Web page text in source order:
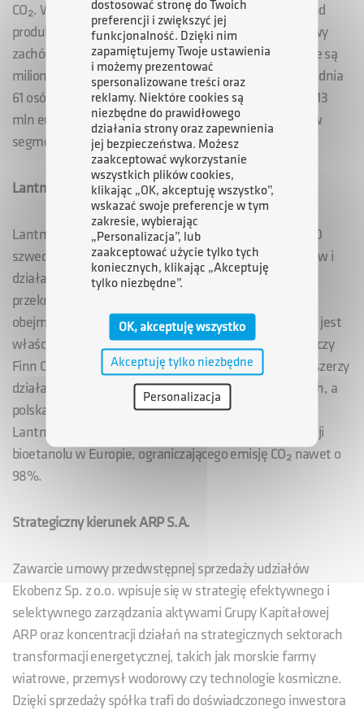
CO₂. W 2017 roku firma uruchomiła nowoczesny zakład
produkcyjny w Bogumiłowie (2,5 godziny na południowy
zachód od Warszawy), w którym corocznie wytwarzane są
miliony litrów zrównoważonego paliwa. Ekobenz zatrudnia
61 osób, osiągając w 2024 roku przychody na poziomie 13
mln euro, a jej produkty znajdują zastosowanie m.in. w
segmencie paliw specjalnych.
Lantmännen – silny partner dla polskiej innowacji
Lantmännen ek. för. to spółdzielnia należąca do 17 000
szwedzkich rolników, zatrudniająca 12 000 pracowników i
działająca w ponad 20 krajach. Z rocznymi obrotami
przekraczającymi 70 mld koron szwedzkich, koncern
obejmuje pełny łańcuch wartości – od pola do stołu – i jest
właścicielem znanych marek, takich jak AXA, Bonjour czy
Finn Crisp. Dzięki przejęciu Ekobenz, Lantmännen rozszerzy
działalność w obszarze zrównoważonych paliw ciekłych, a
polska spółka zyska dostęp do wiedzy i doświadczenia
Lantmännen Biorefineries – jednego z liderów produkcji
bioetanolu w Europie, ograniczającego emisję CO₂ nawet o
98%.
Strategiczny kierunek ARP S.A.
Zawarcie umowy przedwstępnej sprzedaży udziałów
Ekobenz Sp. z o.o. wpisuje się w strategię efektywnego i
selektywnego zarządzania aktywami Grupy Kapitałowej
ARP oraz koncentracji działań na strategicznych sektorach
transformacji energetycznej, takich jak morskie farmy
wiatrowe, przemysł wodorowy czy technologie kosmiczne.
Dzięki sprzedaży spółka trafi do doświadczonego inwestora
dostosować stronę do Twoich
preferencji i zwiększyć jej
funkcjonalność. Dzięki nim
zapamiętujemy Twoje ustawienia
i możemy prezentować
spersonalizowane treści oraz
reklamy. Niektóre cookies są
niezbędne do prawidłowego
działania strony oraz zapewnienia
jej bezpieczeństwa. Możesz
zaakceptować wykorzystanie
wszystkich plików cookies,
klikając „OK, akceptuję wszystko”,
wskazać swoje preferencje w tym
zakresie, wybierając
„Personalizacja”, lub
zaakceptować użycie tylko tych
koniecznych, klikając „Akceptuję
tylko niezbędne”.
OK, akceptuję wszystko
Akceptuję tylko niezbędne
Personalizacja